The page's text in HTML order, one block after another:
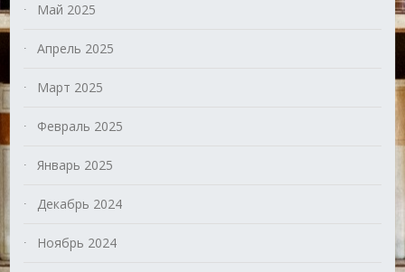
Май 2025
Апрель 2025
Март 2025
Февраль 2025
Январь 2025
Декабрь 2024
Ноябрь 2024